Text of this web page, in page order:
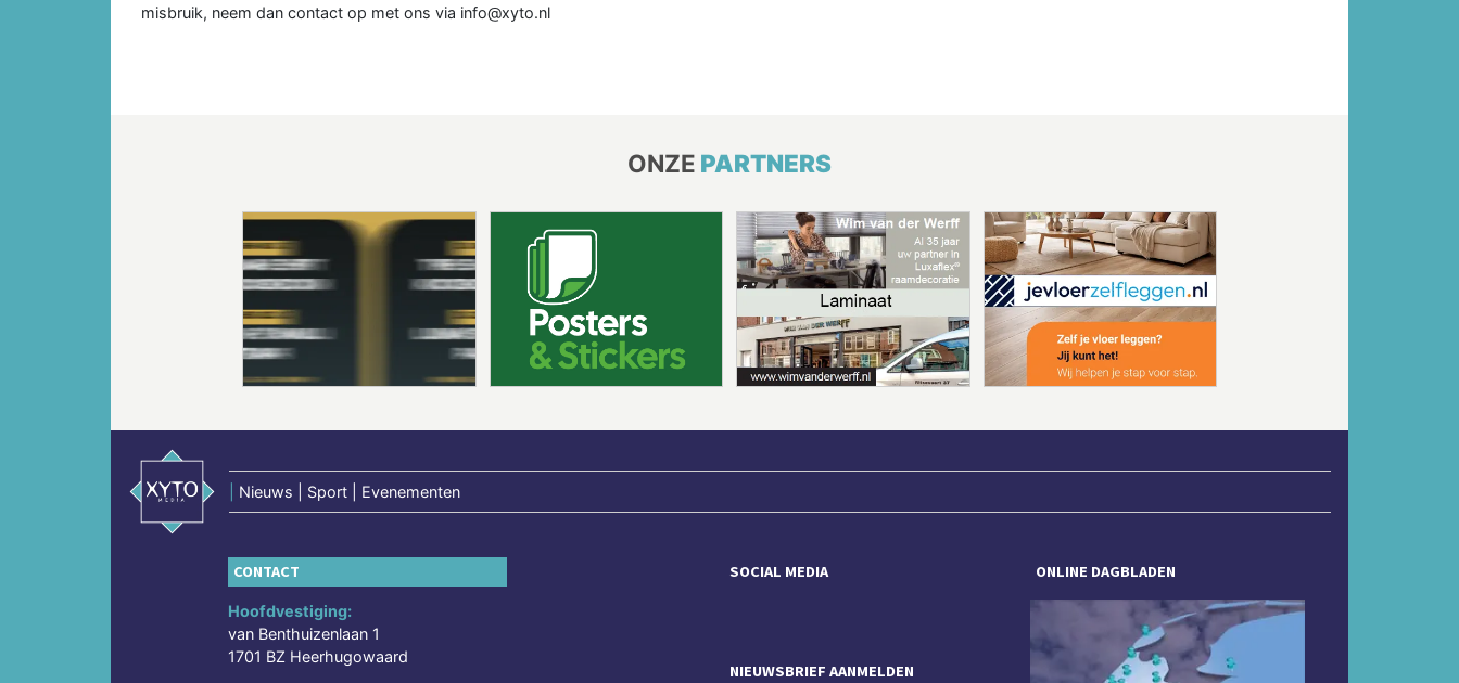
misbruik, neem dan contact op met ons via info@xyto.nl
ONZE PARTNERS
Nieuws | Sport | Evenementen
CONTACT
Hoofdvestiging:
van Benthuizenlaan 1
1701 BZ Heerhugowaard
SOCIAL MEDIA
NIEUWSBRIEF AANMELDEN
ONLINE DAGBLADEN